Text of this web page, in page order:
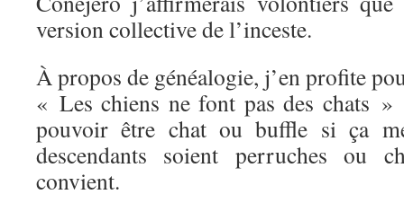
version collective de l’inceste.
À propos de généalogie, j’en profite
« Les chiens ne font pas des chats
pouvoir être chat ou buffle si ça
descendants soient perruches ou
convient.